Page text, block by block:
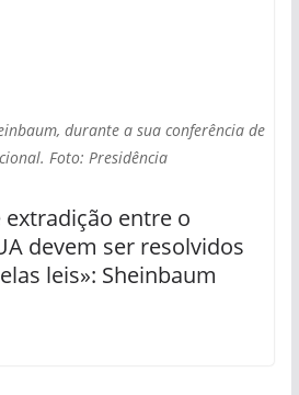
durante a sua conferência de
Foto: Presidência
entre o
devem ser resolvidos
leis»: Sheinbaum